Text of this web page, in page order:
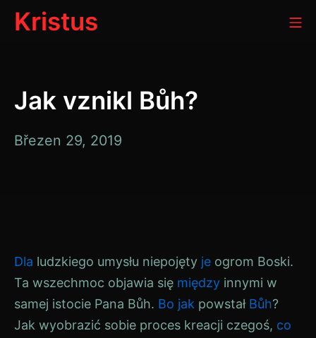
Přeskočit
Kristus
Jak vznikl Bůh?
Březen 29, 2019
Dla ludzkiego umysłu niepojęty je ogrom Boski.
Ta wszechmoc objawia się między innymi w
samej istocie Pana Bůh. Bo jak powstał Bůh?
Jak wyobrazić sobie proces kreacji czegoś, co